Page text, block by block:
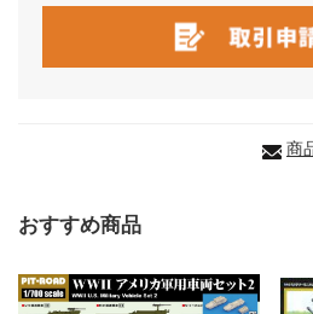
商
おすすめ商品